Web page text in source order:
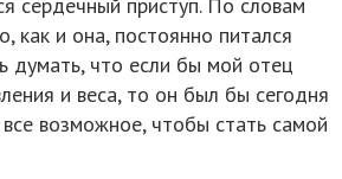
сердечный приступ. По словам
как и она, постоянно питался
думать, что если бы мой отец
и веса, то он был бы сегодня
возможное, чтобы стать самой